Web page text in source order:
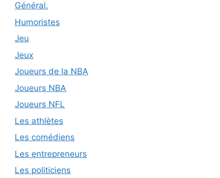
Général.
Humoristes
Jeu
Jeux
Joueurs de la NBA
Joueurs NBA
Joueurs NFL
Les athlètes
Les comédiens
Les entrepreneurs
Les politiciens